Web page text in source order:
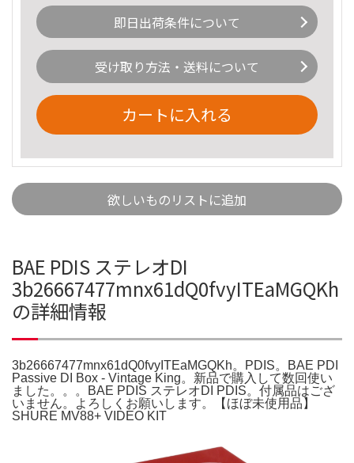
即日出荷条件について
受け取り方法・送料について
カートに入れる
欲しいものリストに追加
BAE PDIS ステレオDI
3b26667477mnx61dQ0fvyITEaMGQKh
の詳細情報
3b26667477mnx61dQ0fvyITEaMGQKh。PDIS。BAE PDI
Passive DI Box - Vintage King。新品で購入して数回使い
ました。。。BAE PDIS ステレオDI PDIS。付属品はござ
いません。よろしくお願いします。【ほぼ未使用品】
SHURE MV88+ VIDEO KIT